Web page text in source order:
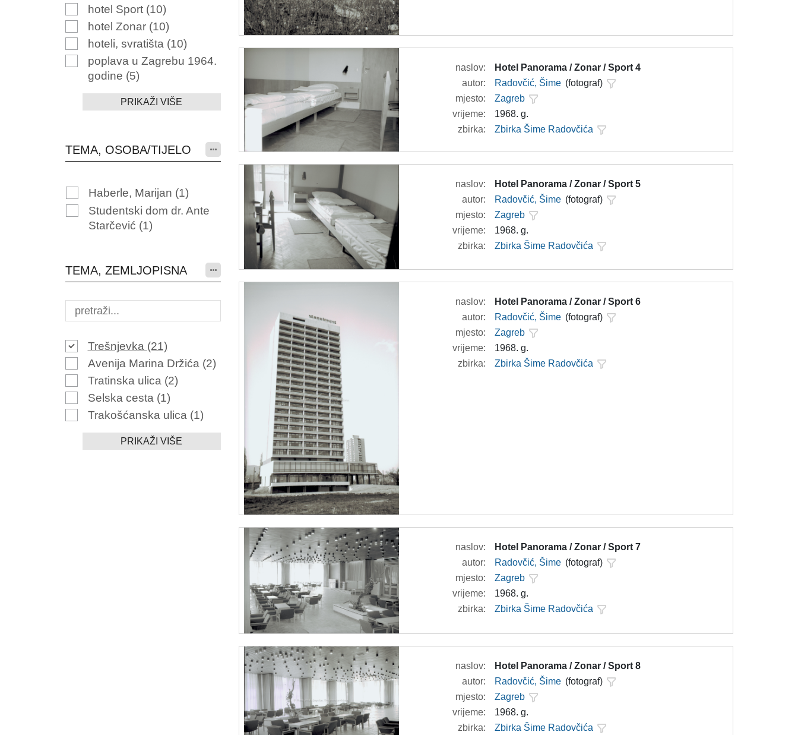
hotel Sport (10)
hotel Zonar (10)
hoteli, svratišta (10)
poplava u Zagrebu 1964.
godine (5)
PRIKAŽI VIŠE
TEMA, OSOBA/TIJELO
Haberle, Marijan (1)
Studentski dom dr. Ante
Starčević (1)
TEMA, ZEMLJOPISNA
Trešnjevka (21)
Avenija Marina Držića (2)
Tratinska ulica (2)
Selska cesta (1)
Trakošćanska ulica (1)
PRIKAŽI VIŠE
naslov:
Hotel Panorama / Zonar / Sport 4
autor:
Radovčić, Šime (fotograf)
mjesto:
Zagreb
vrijeme:
1968. g.
zbirka:
Zbirka Šime Radovčića
naslov:
Hotel Panorama / Zonar / Sport 5
autor:
Radovčić, Šime (fotograf)
mjesto:
Zagreb
vrijeme:
1968. g.
zbirka:
Zbirka Šime Radovčića
naslov:
Hotel Panorama / Zonar / Sport 6
autor:
Radovčić, Šime (fotograf)
mjesto:
Zagreb
vrijeme:
1968. g.
zbirka:
Zbirka Šime Radovčića
naslov:
Hotel Panorama / Zonar / Sport 7
autor:
Radovčić, Šime (fotograf)
mjesto:
Zagreb
vrijeme:
1968. g.
zbirka:
Zbirka Šime Radovčića
naslov:
Hotel Panorama / Zonar / Sport 8
autor:
Radovčić, Šime (fotograf)
mjesto:
Zagreb
vrijeme:
1968. g.
zbirka:
Zbirka Šime Radovčića